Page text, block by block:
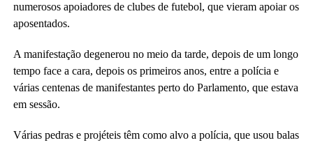
numerosos apoiadores de clubes de futebol, que vieram apoiar os
aposentados.
A manifestação degenerou no meio da tarde, depois de um longo
tempo face a cara, depois os primeiros anos, entre a polícia e
várias centenas de manifestantes perto do Parlamento, que estava
em sessão.
Várias pedras e projéteis têm como alvo a polícia, que usou balas